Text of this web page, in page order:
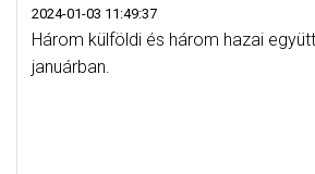
2024-01-03 11:49:37
Három külföldi és három hazai
januárban.